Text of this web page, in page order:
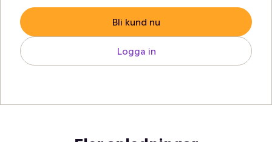
Bli kund nu
Logga in